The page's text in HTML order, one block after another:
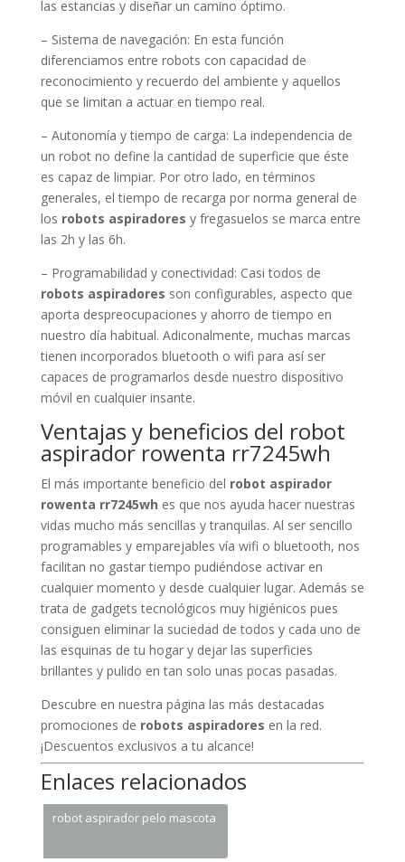
las estancias y diseñar un camino óptimo.
– Sistema de navegación: En esta función
diferenciamos entre robots con capacidad de
reconocimiento y recuerdo del ambiente y aquellos
que se limitan a actuar en tiempo real.
– Autonomía y tiempo de carga: La independencia de
un robot no define la cantidad de superficie que éste
es capaz de limpiar. Por otro lado, en términos
generales, el tiempo de recarga por norma general de
los robots aspiradores y fregasuelos se marca entre
las 2h y las 6h.
– Programabilidad y conectividad: Casi todos de
robots aspiradores son configurables, aspecto que
aporta despreocupaciones y ahorro de tiempo en
nuestro día habitual. Adiconalmente, muchas marcas
tienen incorporados bluetooth o wifi para así ser
capaces de programarlos desde nuestro dispositivo
móvil en cualquier insante.
Ventajas y beneficios del robot
aspirador rowenta rr7245wh
El más importante beneficio del robot aspirador
rowenta rr7245wh es que nos ayuda hacer nuestras
vidas mucho más sencillas y tranquilas. Al ser sencillo
programables y emparejables vía wifi o bluetooth, nos
facilitan no gastar tiempo pudiéndose activar en
cualquier momento y desde cualquier lugar. Además se
trata de gadgets tecnológicos muy higiénicos pues
consiguen eliminar la suciedad de todos y cada uno de
las esquinas de tu hogar y dejar las superficies
brillantes y pulido en tan solo unas pocas pasadas.
Descubre en nuestra página las más destacadas
promociones de robots aspiradores en la red.
¡Descuentos exclusivos a tu alcance!
Enlaces relacionados
robot aspirador pelo mascota